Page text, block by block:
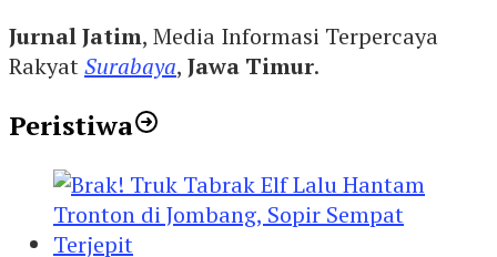
Jurnal Jatim, Media Informasi Terpercaya
RakyatSurabaya, Jawa Timur.
Peristiwa